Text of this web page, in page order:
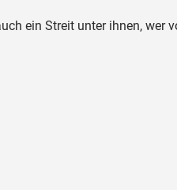
ein Streit unter ihnen, wer